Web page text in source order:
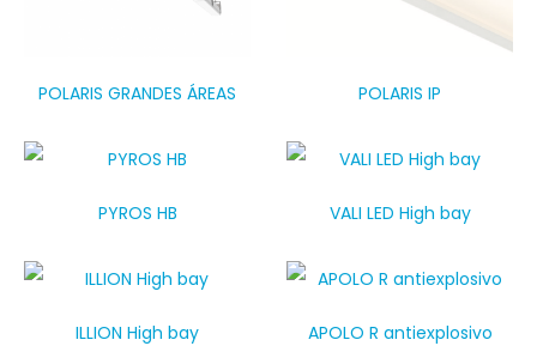
POLARIS GRANDES ÁREAS POLARIS IP
PYROS HB VALI LED High bay
ILLION High bay APOLO R antiexplosivo